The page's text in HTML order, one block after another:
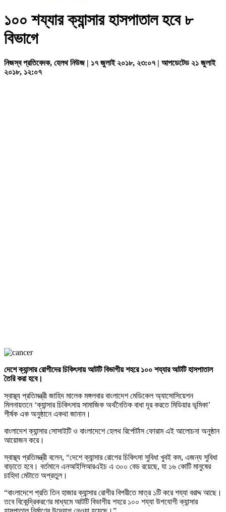
১০০ শয্যার ক্যান্সার হাসপাতাল হবে ৮
বিভাগে
নিজস্ব প্রতিবেদক, হেলথ নিউজ | ১৭ জুলাই ২০১৮, ২৩:০৭ | আপডেটেড ২১ জুলাই
২০১৮, ১২:০৭
দেশে ক্যান্সার রোগীদের চিকিৎসায় আটটি বিভাগীয় শহরে ১০০ শয্যার আটটি হাসপাতাল
তৈরি করা হবে।
স্বাস্থ্য প্রতিমন্ত্রী জাহিদ মালেক মঙ্গলবার বাংলাদেশ মেডিকেল অ্যাসোসিয়েশন
মিলনায়তনে ‘ক্যান্সার চিকিৎসায় সামাজিক অর্থনৈতিক বাধা দূর করতে মিডিয়ার ভূমিকা’
শীর্ষক এক অনুষ্ঠানে একথা জানান।
বাংলাদেশ ক্যান্সার সোসাইটি ও বাংলাদেশে হেলথ রির্পোর্টাস ফোরাম এই আলোচনা অনুষ্ঠান
আয়োজন করে।
স্বাস্থ্য প্রতিমন্ত্রী বলেন, “দেশে ক্যান্সার রোগের চিকিৎসা সুবিধা খুবই কম, এজন্য সুবিধা
বাড়াতে হবে। বর্তমানে এনআইসিআরএইচ এ ৩০০ বেড রয়েছে, যা ১৬ কোটি মানুষের
চাহিদা মেটাতে অপ্রতুল।
“বাংলাদেশে প্রতি তিন হাজার ক্যান্সার রোগীর বিপরীতে মাত্র ১টি করে শয্যা বরাদ্দ আছে।
তবে বিকেন্দ্রিকরণের মাধ্যমে আটটি বিভাগীয় শহরে ১০০ শয্যা উপযোগী ক্যান্সার